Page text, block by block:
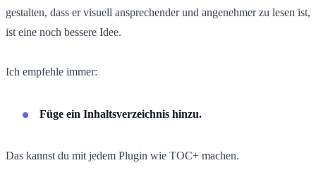
gestalten, dass er visuell ansprechender und angenehmer zu lesen ist,
ist eine noch bessere Idee.
Ich empfehle immer:
Füge ein Inhaltsverzeichnis hinzu.
Das kannst du mit jedem Plugin wie TOC+ machen.